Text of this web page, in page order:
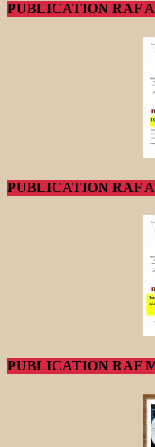
PUBLICATION RAF
PUBLICATION RAF
PUBLICATION RAF